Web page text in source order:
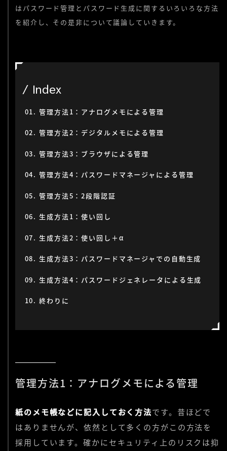
はパスワード管理とパスワード生成に関するいろいろな方法
を紹介し、その是非について議論していきます。
Index
管理方法1：アナログメモによる管理
管理方法2：デジタルメモによる管理
管理方法3：ブラウザによる管理
管理方法4：パスワードマネージャによる管理
管理方法5：2段階認証
生成方法1：使い回し
生成方法2：使い回し＋α
生成方法3：パスワードマネージャでの自動生成
生成方法4：パスワードジェネレータによる生成
終わりに
管理方法1：アナログメモによる管理
紙のメモ帳などに記入しておく方法です。昔ほどで
はありませんが、依然として多くの方がこの方法を
採用しています。確かにセキュリティ上のリスクは抑